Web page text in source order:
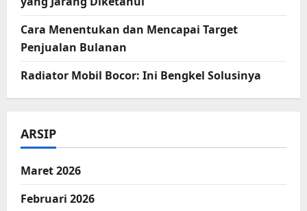
Cara Menentukan dan Mencapai Target
Penjualan Bulanan
Radiator Mobil Bocor: Ini Bengkel Solusinya
ARSIP
Maret 2026
Februari 2026